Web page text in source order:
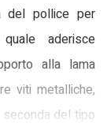
del pollice per
aderisce
alla lama
viti metalliche,
del tipo